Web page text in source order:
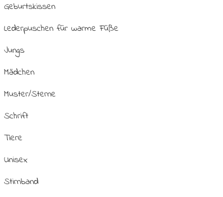
Geburtskissen
Lederpuschen für warme Füße
Jungs
Mädchen
Muster/Sterne
Schrift
Tiere
Unisex
Stirnband